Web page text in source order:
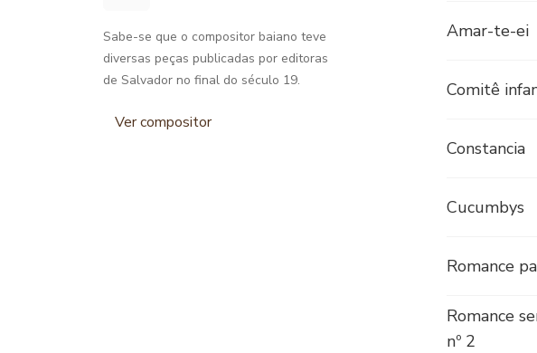
Sabe-se que o compositor baiano teve
diversas peças publicadas por editoras
de Salvador no final do século 19.
Ver compositor
Amar-te-ei
Comitê
Constancia
Cucumbys
Romance
Romance
nº 2